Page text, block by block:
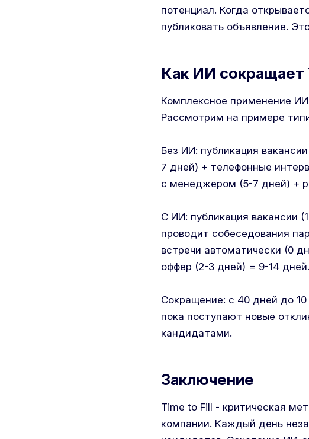
потенциал. Когда
публиковать объявление.
Как ИИ сокращает
Комплексное применение
Рассмотрим на примере
Без ИИ: публикация
7 дней) + телефонные
с менеджером (5-7 дней) +
С ИИ: публикация вакансии
проводит собеседования
встречи автоматически (0
оффер (2-3 дней) = 9-14 дней.
Сокращение: с 40 дней до
пока поступают новые
кандидатами.
Заключение
Time to Fill - критическая
компании. Каждый день